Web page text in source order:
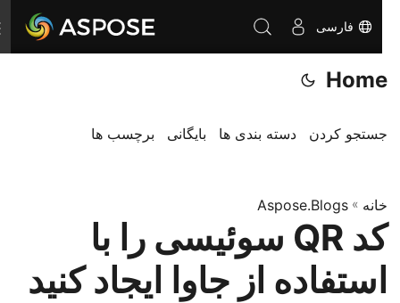
فارسی
Home
جستجو کردن دسته بندی ها بایگانی برچسب ها
خانه»
Aspose.Blogs
کد QR سوئیسی را با
استفاده از جاوا ایجاد کنید